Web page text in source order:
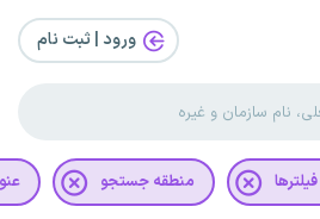
ورود | ثبت‌ نام
فیلترها منطقه جستجو